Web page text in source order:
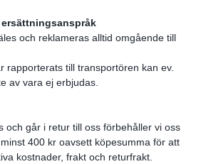
och reklameras alltid omgående till
rapporterats till transportören kan ev.
av vara ej erbjudas.
och går i retur till oss förbehåller vi oss
400 kr oavsett köpesumma för att
kostnader, frakt och returfrakt.